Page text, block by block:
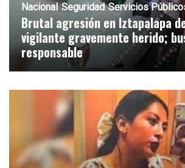
Nacional Seguridad Servicios
Brutal agresión en Iztapalapa
vigilante gravemente herido;
responsable